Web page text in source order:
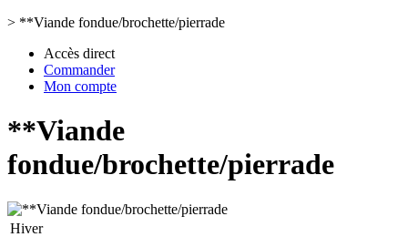
> **Viande fondue/brochette/pierrade
Accès direct
Commander
Mon compte
**Viande
fondue/brochette/pierrade
Hiver